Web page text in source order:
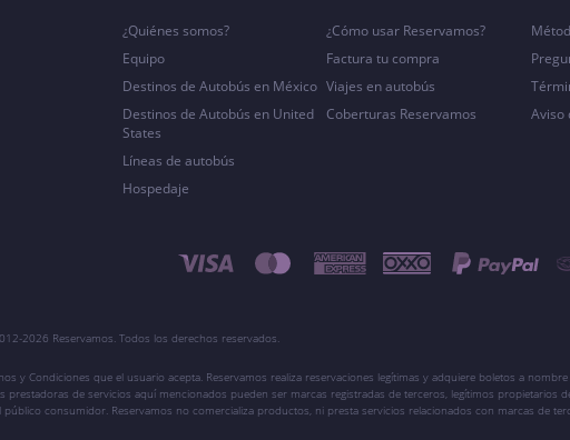
¿Quiénes somos?
Equipo
Destinos de Autobús en México
Destinos de Autobús en United
States
Líneas de autobús
Hospedaje
¿Cómo usar Reservamos?
Factura tu compra
Viajes en autobús
Coberturas Reservamos
Aviso
2026 Reservamos. Todos los derechos reservados.
y Condiciones que el usuario acepta. Reservamos realiza reservaciones legítimas y adquiere boletos a
de servicios aquí mencionados pueden ser marcas registradas de terceros, legítimos propietarios
consumidor. Reservamos no comercializa productos, ni presta servicios relacionados con marcas de